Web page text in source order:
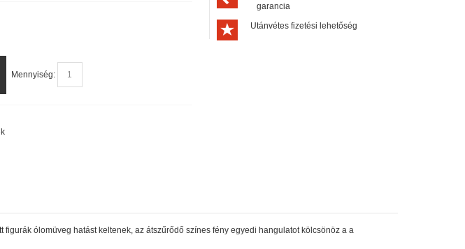
Mennyiség:
garancia
Utánvétes fizetési lehetőség
ólomüveg hatást keltenek, az átszűrődő színes fény egyedi hangulatot kölcsönöz a a